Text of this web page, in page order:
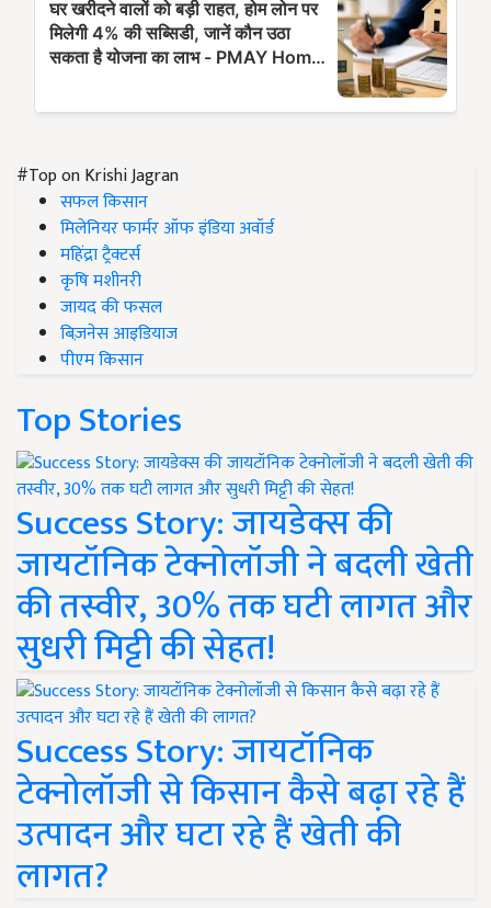
#Top on Krishi Jagran
सफल किसान
मिलेनियर फार्मर ऑफ इंडिया अवॉर्ड
महिंद्रा ट्रैक्टर्स
कृषि मशीनरी
जायद की फसल
बिज़नेस आइडियाज
पीएम किसान
Top Stories
Success Story: जायडेक्स की
जायटॉनिक टेक्नोलॉजी ने बदली खेती
की तस्वीर, 30% तक घटी लागत और
सुधरी मिट्टी की सेहत!
Success Story: जायटॉनिक
टेक्नोलॉजी से किसान कैसे बढ़ा रहे हैं
उत्पादन और घटा रहे हैं खेती की
लागत?